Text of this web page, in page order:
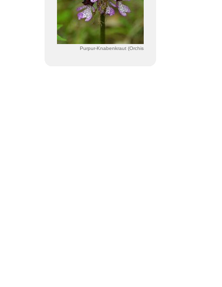
Purpur-Knabenkraut (Orchis